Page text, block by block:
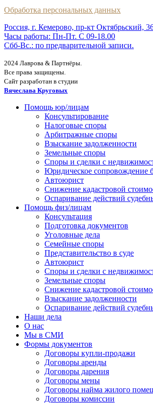
Обработка персональных данных
Россия, г. Кемерово, пр-кт Октябрьский,
Часы работы: Пн-Пт. С 09-18.00
Сбб-Вс.: по предварительной записи.
2024 Лаврова & Партнёры.
Все права защищены.
Сайт разработан в студии
Вячеслава Круговых
Помощь юр/лицам
Консультирование
Налоговые споры
Арбитражные споры
Взыскание задолженности
Земельные споры
Споры и сделки с
Юридическое сопровождение
Автоюрист
Снижение кадастровой
Оспаривание действий
Помощь физ/лицам
Консультация
Подготовка документов
Уголовные дела
Семейные споры
Представительство в суде
Автоюрист
Споры и сделки с
Земельные споры
Снижение кадастровой
Взыскание задолженности
Оспаривание действий
Наши дела
О нас
Мы в СМИ
Формы документов
Договоры купли-продажи
Договоры аренды
Договоры дарения
Договоры мены
Договоры найма жилого
Договоры комиссии